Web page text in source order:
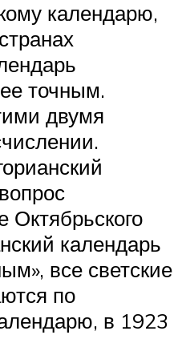
календарю,
точным.
двумя
Октябрьского
календарь
все светские
по
в 1923